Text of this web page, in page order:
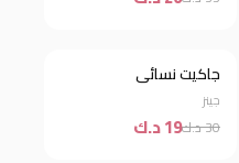
خصم 37%
جاكيت نسائي
جينز
30 د.ك 19 د.ك